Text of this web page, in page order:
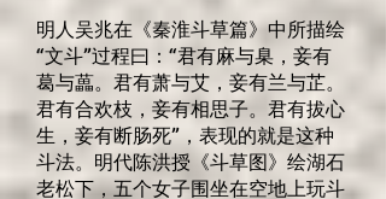
明人吴兆在《秦淮斗草篇》中所描绘
“文斗”过程曰：“君有麻与臬，妾有
葛与藟。君有萧与艾，妾有兰与芷。
君有合欢枝，妾有相思子。君有拔心
生，妾有断肠死”，表现的就是这种
斗法。明代陈洪授《斗草图》绘湖石
老松下，五个女子围坐在空地上玩斗